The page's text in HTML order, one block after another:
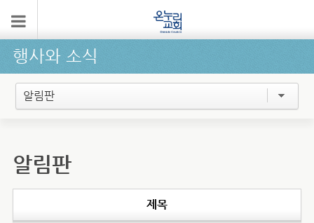
행사와 소식
알림판
알림판
제목